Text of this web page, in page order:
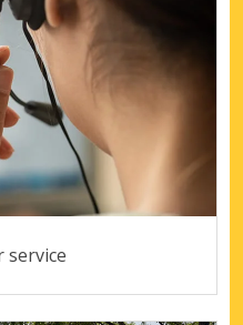
service